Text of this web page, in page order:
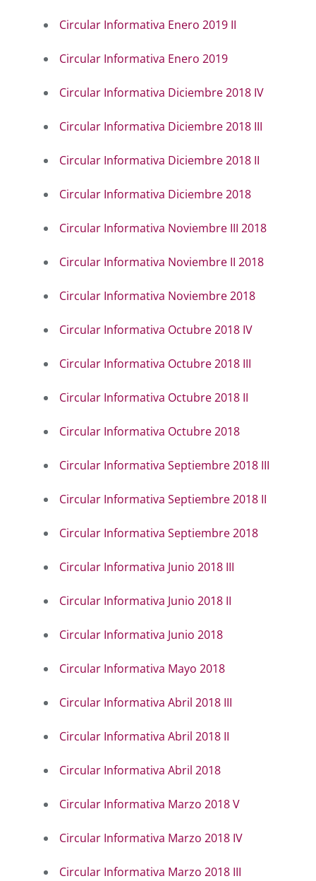
Circular Informativa Enero 2019 II
Circular Informativa Enero 2019
Circular Informativa Diciembre 2018 IV
Circular Informativa Diciembre 2018 III
Circular Informativa Diciembre 2018 II
Circular Informativa Diciembre 2018
Circular Informativa Noviembre III 2018
Circular Informativa Noviembre II 2018
Circular Informativa Noviembre 2018
Circular Informativa Octubre 2018 IV
Circular Informativa Octubre 2018 III
Circular Informativa Octubre 2018 II
Circular Informativa Octubre 2018
Circular Informativa Septiembre 2018 III
Circular Informativa Septiembre 2018 II
Circular Informativa Septiembre 2018
Circular Informativa Junio 2018 III
Circular Informativa Junio 2018 II
Circular Informativa Junio 2018
Circular Informativa Mayo 2018
Circular Informativa Abril 2018 III
Circular Informativa Abril 2018 II
Circular Informativa Abril 2018
Circular Informativa Marzo 2018 V
Circular Informativa Marzo 2018 IV
Circular Informativa Marzo 2018 III